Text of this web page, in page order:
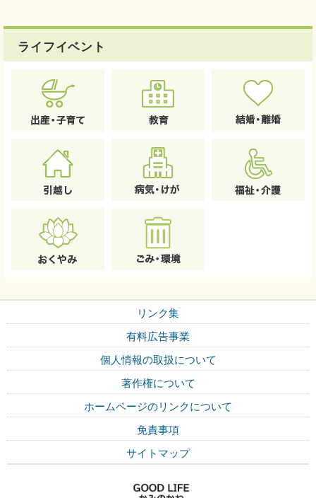
ライフイベント
リンク集
有料広告事業
個人情報の取扱について
著作権について
ホームページのリンクについて
免責事項
サイトマップ